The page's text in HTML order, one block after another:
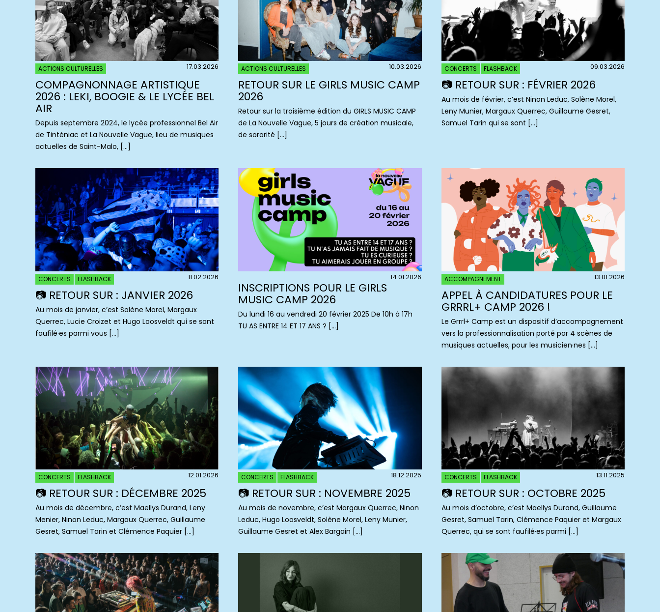
ACTIONS CULTURELLES 17.03.2026
COMPAGNONNAGE ARTISTIQUE
2026 : LEKI, BOOGIE & LE LYCÉE BEL
AIR
Depuis septembre 2024, le lycée professionnel Bel Air
de Tinténiac et La Nouvelle Vague, lieu de musiques
actuelles de Saint-Malo, […]
ACTIONS CULTURELLES 10.03.2026
RETOUR SUR LE GIRLS MUSIC CAMP
2026
Retour sur la troisième édition du GIRLS MUSIC CAMP
de La Nouvelle Vague, 5 jours de création musicale,
de sororité […]
CONCERTS FLASHBACK 09.03.2026
📷 RETOUR SUR : FÉVRIER 2026
Au mois de février, c’est Ninon Leduc, Solène Morel,
Leny Munier, Margaux Querrec, Guillaume Gesret,
Samuel Tarin qui se sont […]
CONCERTS FLASHBACK 11.02.2026
📷 RETOUR SUR : JANVIER 2026
Au mois de janvier, c’est Solène Morel, Margaux
Querrec, Lucie Croizet et Hugo Loosveldt qui se sont
faufilé·es parmi vous […]
14.01.2026
INSCRIPTIONS POUR LE GIRLS
MUSIC CAMP 2026
Du lundi 16 au vendredi 20 février 2025 De 10h à 17h
TU AS ENTRE 14 ET 17 ANS ? […]
ACCOMPAGNEMENT 13.01.2026
APPEL À CANDIDATURES POUR LE
GRRRL+ CAMP 2026 !
Le Grrrl+ Camp est un dispositif d’accompagnement
vers la professionnalisation porté par 4 scènes de
musiques actuelles, pour les musicien·nes […]
CONCERTS FLASHBACK 12.01.2026
📷 RETOUR SUR : DÉCEMBRE 2025
Au mois de décembre, c’est Maellys Durand, Leny
Menier, Ninon Leduc, Margaux Querrec, Guillaume
Gesret, Samuel Tarin et Clémence Paquier […]
CONCERTS FLASHBACK 18.12.2025
📷 RETOUR SUR : NOVEMBRE 2025
Au mois de novembre, c’est Margaux Querrec, Ninon
Leduc, Hugo Loosveldt, Solène Morel, Leny Munier,
Guillaume Gesret et Alex Bargain […]
CONCERTS FLASHBACK 13.11.2025
📷 RETOUR SUR : OCTOBRE 2025
Au mois d’octobre, c’est Maellys Durand, Guillaume
Gesret, Samuel Tarin, Clémence Paquier et Margaux
Querrec, qui se sont faufilé·es parmi […]